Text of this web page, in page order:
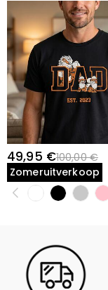
49,95 €100,00 €
Zomeruitverkoop